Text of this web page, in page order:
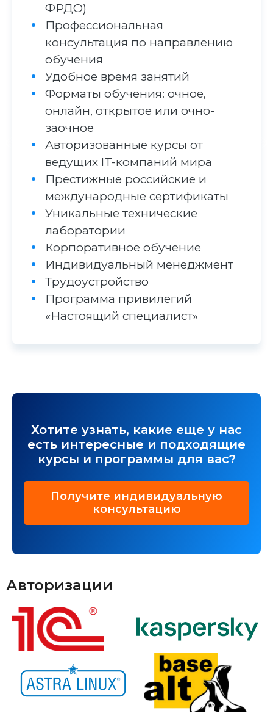
ФРДО)
Профессиональная
консультация по направлению
обучения
Удобное время занятий
Форматы обучения: очное,
онлайн, открытое или очно-
заочное
Авторизованные курсы от
ведущих IT-компаний мира
Престижные российские и
международные сертификаты
Уникальные технические
лаборатории
Корпоративное обучение
Индивидуальный менеджмент
Трудоустройство
Программа привилегий
«Настоящий специалист»
Хотите узнать, какие еще у нас
есть интересные и подходящие
курсы и программы для вас?
Получите индивидуальную
консультацию
Авторизации